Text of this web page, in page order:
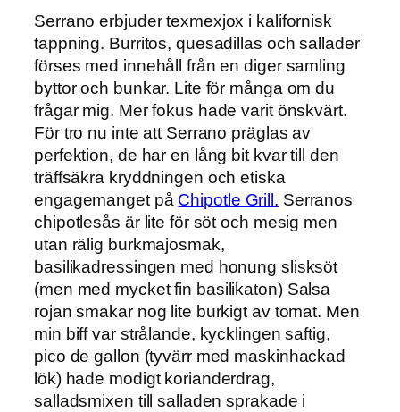
Serrano erbjuder texmexjox i kalifornisk
tappning. Burritos, quesadillas och sallader
förses med innehåll från en diger samling
byttor och bunkar. Lite för många om du
frågar mig. Mer fokus hade varit önskvärt.
För tro nu inte att Serrano präglas av
perfektion, de har en lång bit kvar till den
träffsäkra kryddningen och etiska
engagemanget på Chipotle Grill. Serranos
chipotlesås är lite för söt och mesig men
utan rälig burkmajosmak,
basilikadressingen med honung slisksöt
(men med mycket fin basilikaton) Salsa
rojan smakar nog lite burkigt av tomat. Men
min biff var strålande, kycklingen saftig,
pico de gallon (tyvärr med maskinhackad
lök) hade modigt korianderdrag,
salladsmixen till salladen sprakade i